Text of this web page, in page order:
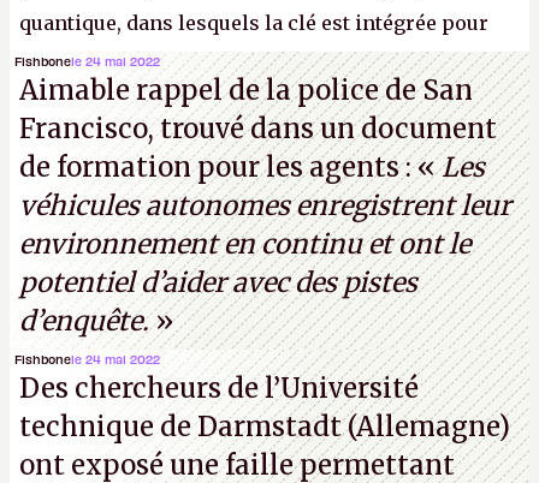
quantique, dans lesquels la clé est intégrée pour
garantir une sécurité inconditionnelle entre des
parties distantes. Vous ne comprenez rien ? C’est
normal, ça fait toujours ça avec le quantique.
(Crédit photo : China Telecom)
Fishbonele 24 mai 2022
Aimable rappel de la police de San
Francisco, trouvé dans un document
de formation pour les agents : «Les
véhicules autonomes enregistrent leur
environnement en continu et ont le
potentiel d’aider avec des pistes
d’enquête.»
Fishbonele 24 mai 2022
Des chercheurs de l’Université
technique de Darmstadt (Allemagne)
ont exposé une faille permettant